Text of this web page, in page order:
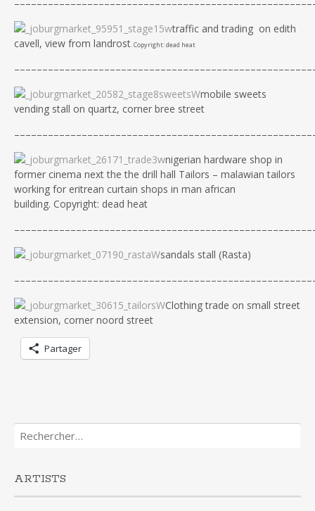
–––––––––––––––––––––––––––––––––––––––––––––––––
traffic and trading on edith
cavell, view from landrost. Copyright: dead heat
–––––––––––––––––––––––––––––––––––––––––––––––––
mobile sweets
vending stall on quartz, corner bree street
–––––––––––––––––––––––––––––––––––––––––––––––––
nigerian hardware shop in
former cinema next the the drill hall Tailors – malawian tailors
working for eritrean curtain shops in man african
building. Copyright: dead heat
–––––––––––––––––––––––––––––––––––––––––––––––––
sandals stall (Rasta)
–––––––––––––––––––––––––––––––––––––––––––––––––
Clothing trade on small street
extension, corner noord street
Partager
Rechercher :
ARTISTS